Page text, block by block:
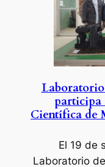
Laboratorio
participa
Científica de
El 19 de
Laboratorio